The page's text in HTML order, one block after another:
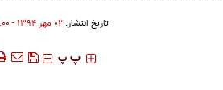
تاریخ انتشار: ۰۲ مهر ۱۳۹۴ - ۱۱:۰۰
‍‍‍ پ پ